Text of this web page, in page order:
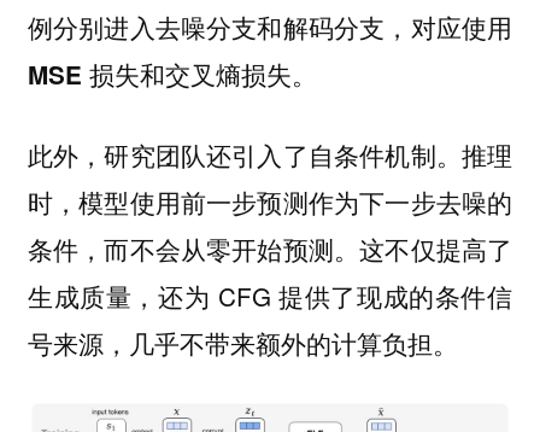
例分别进入去噪分支和解码分支，对应使用
MSE 损失和交叉熵损失。
此外，研究团队还引入了 自条件机制。 推理
时，模型使用前一步预测作为下一步去噪的
条件，而不会从零开始预测。这不仅提高了
生成质量，还为 CFG 提供了现成的条件信
号来源，几乎不带来额外的计算负担。